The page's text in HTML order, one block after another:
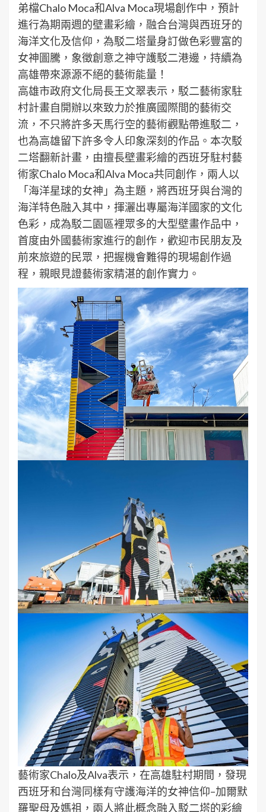
弟檔Chalo Moca和Alva Moca現場創作中，預計
進行為期兩週的壁畫彩繪，融合台灣與西班牙的
海洋文化及信仰，為駁二塔量身訂做色彩豐富的
女神圖騰，象徵創意之神守護駁二港邊，持續為
高雄帶來源源不絕的藝術能量！
高雄市政府文化局長王文翠表示，駁二藝術家駐
村計畫自開辦以來致力於推廣國際間的藝術交
流，不只將許多天馬行空的藝術觀點帶進駁二，
也為高雄留下許多令人印象深刻的作品。本次駁
二塔翻新計畫，由擅長壁畫彩繪的西班牙駐村藝
術家Chalo Moca和Alva Moca共同創作，兩人以
「海洋星球的女神」為主題，將西班牙與台灣的
海洋特色融入其中，揮灑出專屬海洋國家的文化
色彩，成為駁二園區裡眾多的大型壁畫作品中，
首度由外國藝術家進行的創作，歡迎市民朋友及
前來旅遊的民眾，把握機會難得的現場創作過
程，親眼見證藝術家精湛的創作實力。
藝術家Chalo及Alva表示，在高雄駐村期間，發現
西班牙和台灣同樣有守護海洋的女神信仰–加爾默
羅聖母及媽祖，兩人將此概念融入駁二塔的彩繪